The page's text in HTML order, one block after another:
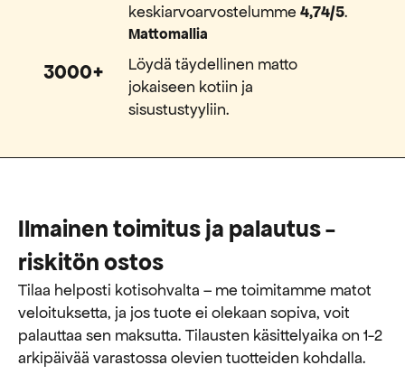
keskiarvoarvostelumme4,74/5.
3000+
Mattomallia
Löydä täydellinen matto
jokaiseen kotiin ja
sisustustyyliin.
Ilmainen toimitus ja palautus -
riskitön ostos
Tilaa helposti kotisohvalta – me toimitamme matot
veloituksetta, ja jos tuote ei olekaan sopiva, voit
palauttaa sen maksutta. ​​Tilausten käsittelyaika on 1-2
arkipäivää varastossa olevien tuotteiden kohdalla.